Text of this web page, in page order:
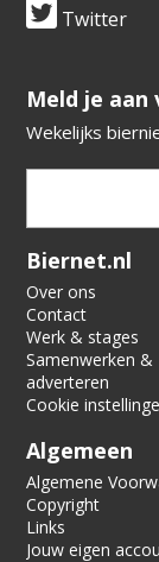
Twitter
​​​​​​​Meld je
Wekelijks
Verification code:
Biernet.nl
Over ons
Contact
Werk & stages
Samenwerken &
adverteren
Cookie
Algemeen
Algemene
Copyright
Links
Jouw eigen